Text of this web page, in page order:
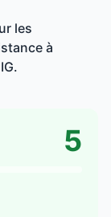
les
à
5